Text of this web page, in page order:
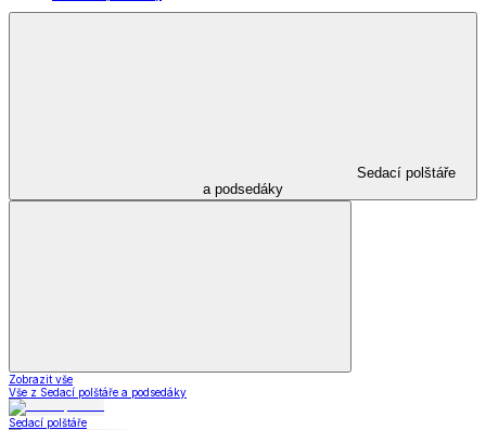
Sedací polštáře
a podsedáky
Zobrazit vše
Vše z Sedací polštáře a podsedáky
Sedací polštáře